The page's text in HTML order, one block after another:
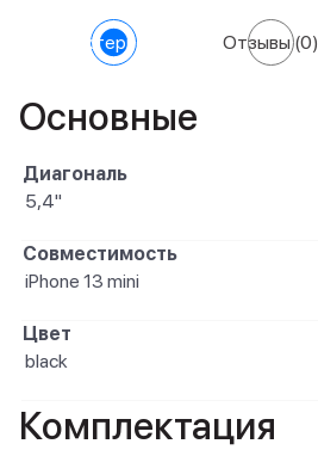
Характеристики Отзывы(0)
Основные
Диагональ
5,4"
Совместимость
iPhone 13 mini
Цвет
black
Комплектация